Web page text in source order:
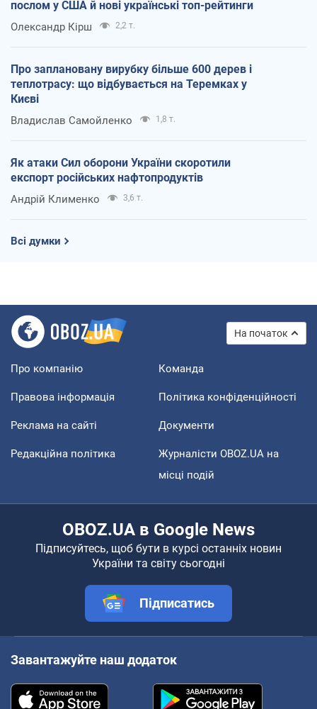
послом у США й нові українські топ-рейтинги
Олександр Кірш 2,2 т.
Про заплановану вирубку більше 600 дерев і
теплотрасу: що відбувається на Теремках у
Києві
Владислав Самойленко 1,8 т.
Як атаки Сил оборони України скоротили
експорт російських нафтопродуктів
Андрій Клименко 3,6 т.
Всі думки
На початок
Про компанію Команда
Правова інформація Політика конфіденційності
Реклама на сайті Документи
Редакційна політика
Журналісти OBOZ.UA на
місці подій
OBOZ.UA в Google News
Підписуйтесь, щоб бути в курсі останніх новин
України та світу сьогодні
Підписатись
Завантажуйте наш додаток